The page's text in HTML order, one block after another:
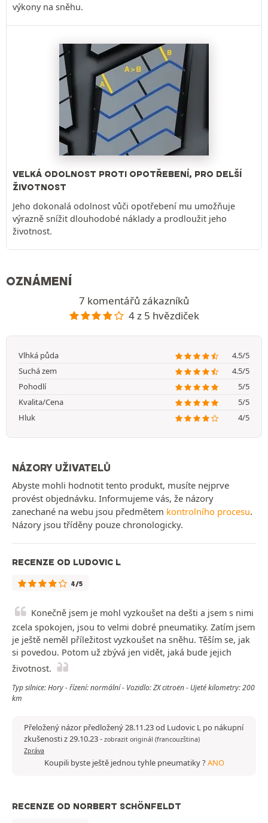
výkony na sněhu.
VELKÁ ODOLNOST PROTI OPOTŘEBENÍ, PRO DELŠÍ
ŽIVOTNOST
Jeho dokonalá odolnost vůči opotřebení mu umožňuje
výrazně snížit dlouhodobé náklady a prodloužit jeho
životnost.
OZNÁMENÍ
7 komentářů zákazníků
4 z 5 hvězdiček
Vlhká půda
4.5/5
Suchá zem
4.5/5
Pohodlí
5/5
Kvalita/Cena
5/5
Hluk
4/5
NÁZORY UŽIVATELŮ
Abyste mohli hodnotit tento produkt, musíte nejprve
provést objednávku. Informujeme vás, že názory
zanechané na webu jsou předmětem kontrolního procesu.
Názory jsou tříděny pouze chronologicky.
RECENZE OD LUDOVIC L
4/5
Konečně jsem je mohl vyzkoušet na dešti a jsem s nimi
zcela spokojen, jsou to velmi dobré pneumatiky. Zatím jsem
je ještě neměl příležitost vyzkoušet na sněhu. Těším se, jak
si povedou. Potom už zbývá jen vidět, jaká bude jejich
životnost.
Typ silnice: Hory - řízení: normální - Vozidlo: ZX citroën - Ujeté kilometry: 200
km
Přeložený názor předložený 28.11.23 od Ludovic L po nákupní
zkušenosti z 29.10.23- zobrazit originál (francouzština)
Zpráva
Koupili byste ještě jednou tyhle pneumatiky ?ANO
RECENZE OD NORBERT SCHÖNFELDT